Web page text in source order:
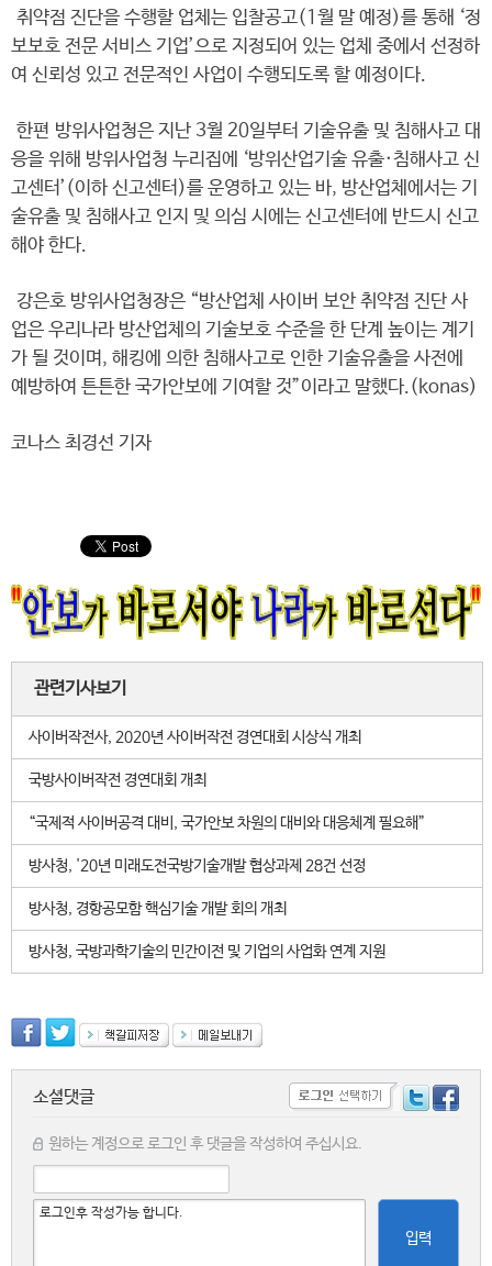
취약점 진단을 수행할 업체는 입찰공고(1월 말 예정)를 통해 ‘정
보보호 전문 서비스 기업’으로 지정되어 있는 업체 중에서 선정하
여 신뢰성 있고 전문적인 사업이 수행되도록 할 예정이다.
한편 방위사업청은 지난 3월 20일부터 기술유출 및 침해사고 대
응을 위해 방위사업청 누리집에 ‘방위산업기술 유출·침해사고 신
고센터’(이하 신고센터)를 운영하고 있는 바, 방산업체에서는 기
술유출 및 침해사고 인지 및 의심 시에는 신고센터에 반드시 신고
해야 한다.
강은호 방위사업청장은 “방산업체 사이버 보안 취약점 진단 사
업은 우리나라 방산업체의 기술보호 수준을 한 단계 높이는 계기
가 될 것이며, 해킹에 의한 침해사고로 인한 기술유출을 사전에
예방하여 튼튼한 국가안보에 기여할 것”이라고 말했다.(konas)
코나스 최경선 기자
관련기사보기
사이버작전사, 2020년 사이버작전 경연대회 시상식 개최
국방사이버작전 경연대회 개최
“국제적 사이버공격 대비, 국가안보 차원의 대비와 대응체계 필요해”
방사청, '20년 미래도전국방기술개발 협상과제 28건 선정
방사청, 경항공모함 핵심기술 개발 회의 개최
방사청, 국방과학기술의 민간이전 및 기업의 사업화 연계 지원
소셜댓글
원하는 계정으로 로그인 후 댓글을 작성하여 주십시요.
입력